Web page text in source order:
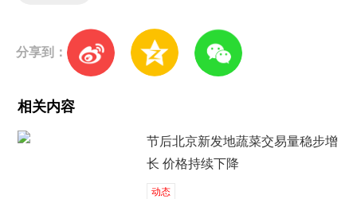
分享到：
相关内容
节后北京新发地蔬菜交易量稳步增
长 价格持续下降
动态